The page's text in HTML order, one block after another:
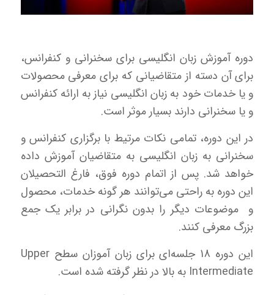
دوره آموزش زبان انگلیسی برای سخنرانی و کنفرانس،
برای آن دسته از متقاضیانی که برای معرفی محصولات
و یا خدمات خود به زبان انگلیسی نیاز به ارائه کنفرانس
و یا سخنرانی دارند بسیار موثر است.
در این دوره، تمامی نکات مرتیط با برگزاری کنفرانس و
سخنرانی به زبان انگلیسی به متقاضیان آموزش داده
خواهد شد. پس از اتمام دوره فوق، فارغ التحصیلان
این دوره به راحتی می‌توانند هر گونه خدمات، محصول
و موضوعات دیگر را بدون نگرانی در برابر یک جمع
بزرگ معرفی کنند.
این دوره 18 جلسه‌ای برای زبان آموزان سطح Upper
Intermediate به بالا در نظر گرفته شده است.